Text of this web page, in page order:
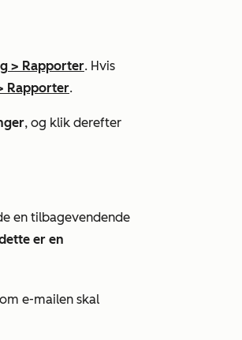
> Rapporter. Hvis
Rapporter.
, og klik derefter
en tilbagevendende
er en
e-mailen skal